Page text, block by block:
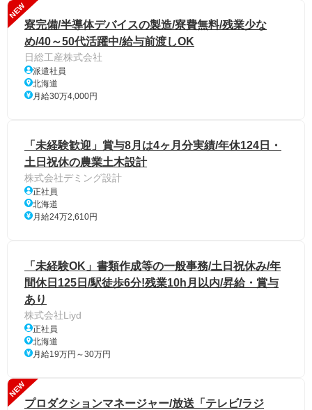
NEW
寮完備/半導体デバイスの製造/寮費無料/残業少な
め/40～50代活躍中/給与前渡しOK
日総工産株式会社
派遣社員
北海道
月給30万4,000円
「未経験歓迎」賞与8月は4ヶ月分実績/年休124日・
土日祝休の農業土木設計
株式会社デミング設計
正社員
北海道
月給24万2,610円
「未経験OK」書類作成等の一般事務/土日祝休み/年
間休日125日/駅徒歩6分!残業10h月以内/昇給・賞与
あり
株式会社Liyd
正社員
北海道
月給19万円～30万円
NEW
プロダクションマネージャー/放送「テレビ/ラジ